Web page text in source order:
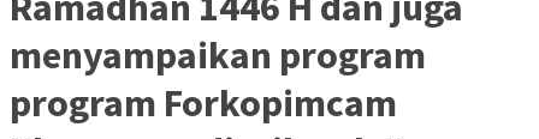
menyampaikan program
program Forkopimcam